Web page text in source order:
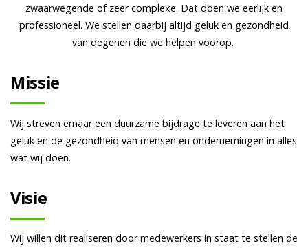
zwaarwegende of zeer complexe. Dat doen we eerlijk en
professioneel. We stellen daarbij altijd geluk en gezondheid
van degenen die we helpen voorop.
Missie
Wij streven ernaar een duurzame bijdrage te leveren aan het
geluk en de gezondheid van mensen en ondernemingen in alles
wat wij doen.
Visie
Wij willen dit realiseren door medewerkers in staat te stellen de